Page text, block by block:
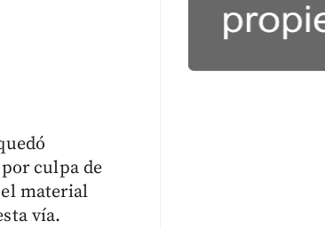
culpa de
material
vía.